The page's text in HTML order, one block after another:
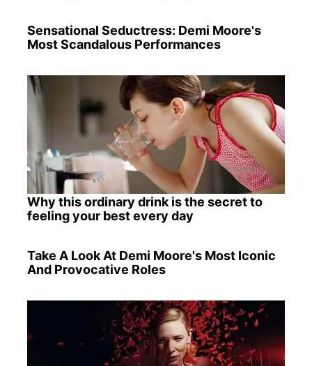
Sensational Seductress: Demi Moore's
Most Scandalous Performances
Why this ordinary drink is the secret to
feeling your best every day
Take A Look At Demi Moore's Most Iconic
And Provocative Roles